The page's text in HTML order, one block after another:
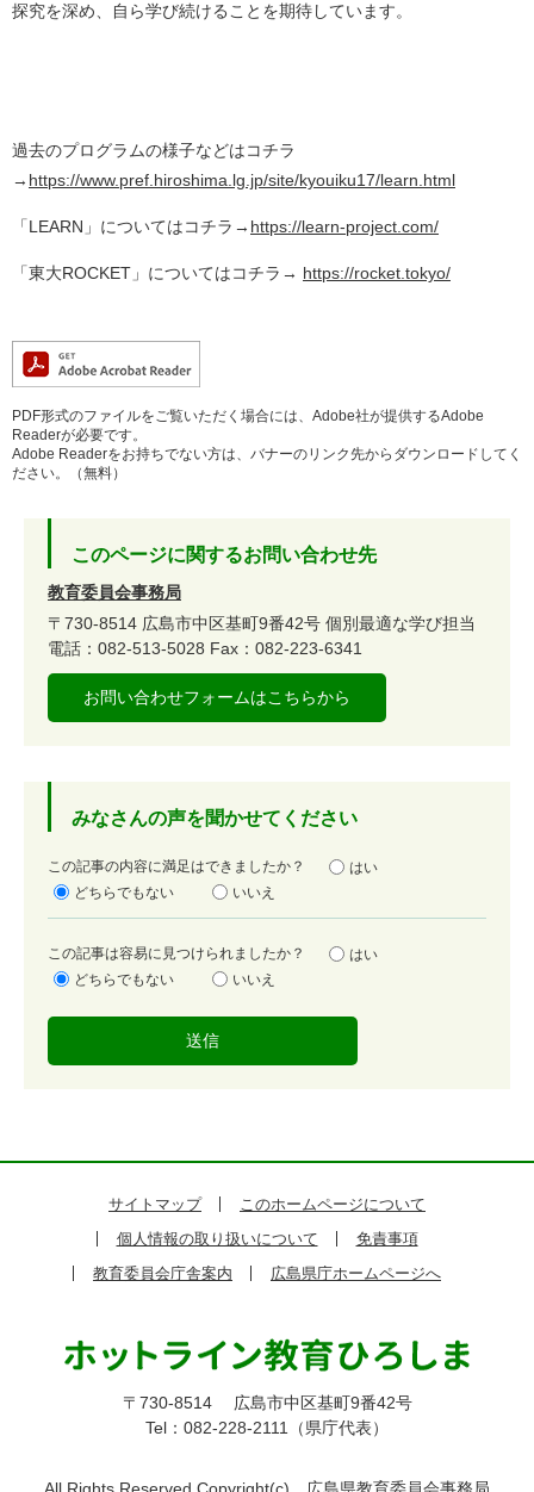
探究を深め、自ら学び続けることを期待しています。
過去のプログラムの様子などはコチラ
→ https://www.pref.hiroshima.lg.jp/site/kyouiku17/learn.html
「LEARN」についてはコチラ→ https://learn-project.com/
「東大ROCKET」についてはコチラ→ https://rocket.tokyo/
PDF形式のファイルをご覧いただく場合には、Adobe社が提供するAdobe
Readerが必要です。
Adobe Readerをお持ちでない方は、バナーのリンク先からダウンロードしてく
ださい。（無料）
このページに関するお問い合わせ先
教育委員会事務局
〒730-8514 広島市中区基町9番42号 個別最適な学び担当
電話：082-513-5028 Fax：082-223-6341
お問い合わせフォームはこちらから
みなさんの声を聞かせてください
満
足
この記事の内容に満足はできましたか？
はい
どちらでもない
いいえ
容
易
この記事は容易に見つけられましたか？
はい
どちらでもない
いいえ
サイトマップ
このホームページについて
個人情報の取り扱いについて
免責事項
教育委員会庁舎案内
広島県庁ホームページへ
〒730-8514
広島市中区基町9番42号
Tel：082-228-2111（県庁代表）